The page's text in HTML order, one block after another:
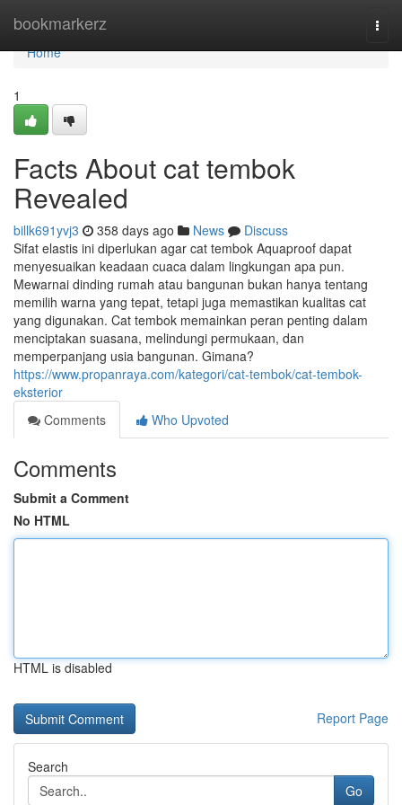
bookmarkerz
Home
Home
1
Facts About cat tembok
Revealed
billk691yvj3 358 days ago News
Discuss
Sifat elastis ini diperlukan agar cat tembok Aquaproof dapat
menyesuaikan keadaan cuaca dalam lingkungan apa pun.
Mewarnai dinding rumah atau bangunan bukan hanya tentang
memilih warna yang tepat, tetapi juga memastikan kualitas cat
yang digunakan. Cat tembok memainkan peran penting dalam
menciptakan suasana, melindungi permukaan, dan
memperpanjang usia bangunan. Gimana?
https://www.propanraya.com/kategori/cat-tembok/cat-tembok-
eksterior
Comments
Who Upvoted
Comments
Submit a Comment
No HTML
HTML is disabled
Report Page
Search
Go